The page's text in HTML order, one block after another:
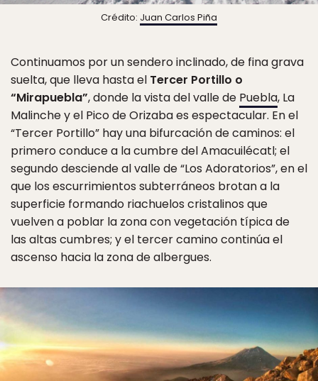
Crédito: Juan Carlos Piña
Continuamos por un sendero inclinado, de fina grava
suelta, que lleva hasta el Tercer Portillo o
“Mirapuebla”, donde la vista del valle de Puebla, La
Malinche y el Pico de Orizaba es espectacular. En el
“Tercer Portillo” hay una bifurcación de caminos: el
primero conduce a la cumbre del Amacuilécatl; el
segundo desciende al valle de “Los Adoratorios”, en el
que los escurrimientos subterráneos brotan a la
superficie formando riachuelos cristalinos que
vuelven a poblar la zona con vegetación típica de
las altas cumbres; y el tercer camino continúa el
ascenso hacia la zona de albergues.